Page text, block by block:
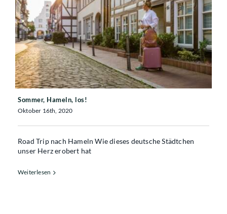
Sommer, Hameln, los!
Sommer, Hameln, los!
Oktober 16th, 2020
Road Trip nach Hameln Wie dieses deutsche Städtchen
unser Herz erobert hat
Weiterlesen